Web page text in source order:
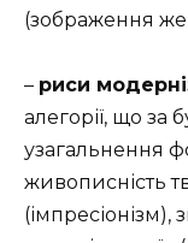
(зображення
– риси
алегорії, що
узагальнення
живописність
(імпресіонізм),